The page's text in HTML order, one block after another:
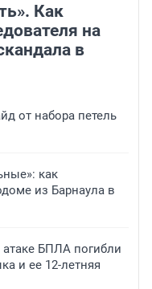
Как
на
в
от набора петель
как
из Барнаула в
БПЛА погибли
и ее 12-летняя